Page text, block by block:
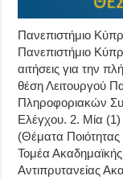
Πανεπιστήμιο
Πανεπιστήμιο
αιτήσεις για την
θέση Λειτουργού
Πληροφοριακών
Ελέγχου. ‌2. Μία (1)
(Θέματα
Τομέα
Αντιπρυτανείας